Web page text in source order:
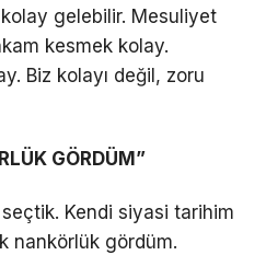
gelebilir. Mesuliyet
kesmek kolay.
Biz kolayı değil, zoru
GÖRDÜM”
Kendi siyasi tarihim
nankörlük gördüm.